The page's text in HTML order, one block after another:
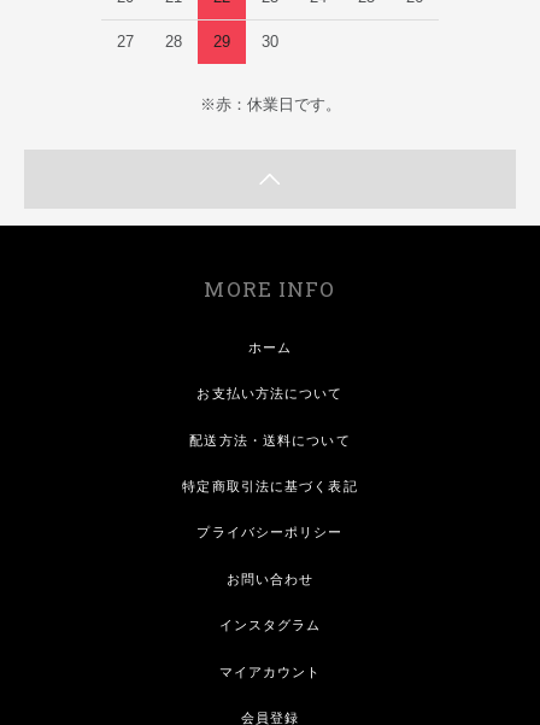
27 28 29 30
※赤：休業日です。
MORE INFO
ホーム
お支払い方法について
配送方法・送料について
特定商取引法に基づく表記
プライバシーポリシー
お問い合わせ
インスタグラム
マイアカウント
会員登録